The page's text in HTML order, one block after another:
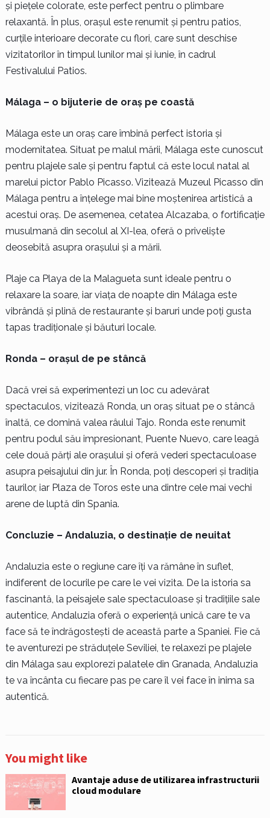
și piețele colorate, este perfect pentru o plimbare
relaxantă. În plus, orașul este renumit și pentru patios,
curțile interioare decorate cu flori, care sunt deschise
vizitatorilor în timpul lunilor mai și iunie, în cadrul
Festivalului Patios.
Málaga – o bijuterie de oraș pe coastă
Málaga este un oraș care îmbină perfect istoria și
modernitatea. Situat pe malul mării, Málaga este cunoscut
pentru plajele sale și pentru faptul că este locul natal al
marelui pictor Pablo Picasso. Vizitează Muzeul Picasso din
Málaga pentru a înțelege mai bine moștenirea artistică a
acestui oraș. De asemenea, cetatea Alcazaba, o fortificație
musulmană din secolul al XI-lea, oferă o priveliște
deosebită asupra orașului și a mării.
Plaje ca Playa de la Malagueta sunt ideale pentru o
relaxare la soare, iar viața de noapte din Málaga este
vibrândă și plină de restaurante și baruri unde poți gusta
tapas tradiționale și băuturi locale.
Ronda – orașul de pe stâncă
Dacă vrei să experimentezi un loc cu adevărat
spectaculos, vizitează Ronda, un oraș situat pe o stâncă
înaltă, ce domină valea râului Tajo. Ronda este renumit
pentru podul său impresionant, Puente Nuevo, care leagă
cele două părți ale orașului și oferă vederi spectaculoase
asupra peisajului din jur. În Ronda, poți descoperi și tradiția
taurilor, iar Plaza de Toros este una dintre cele mai vechi
arene de luptă din Spania.
Concluzie – Andaluzia, o destinație de neuitat
Andaluzia este o regiune care îți va rămâne în suflet,
indiferent de locurile pe care le vei vizita. De la istoria sa
fascinantă, la peisajele sale spectaculoase și tradițiile sale
autentice, Andaluzia oferă o experiență unică care te va
face să te îndrăgostești de această parte a Spaniei. Fie că
te aventurezi pe străduțele Seviliei, te relaxezi pe plajele
din Málaga sau explorezi palatele din Granada, Andaluzia
te va încânta cu fiecare pas pe care îl vei face în inima sa
autentică.
You might like
Avantaje aduse de utilizarea infrastructurii
cloud modulare